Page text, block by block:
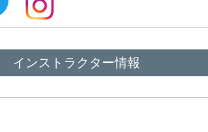
インストラクター情報